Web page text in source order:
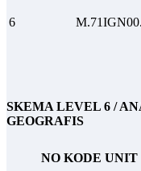
6
SKEMA LEVEL 6 /
GEOGRAFIS
NO KODE UNIT